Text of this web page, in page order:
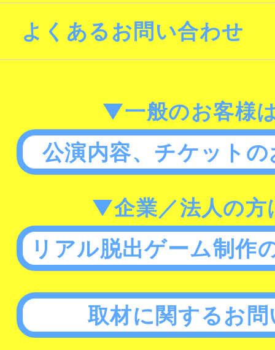
よくあるお問い合わせ
▼一般のお客様
公演内容、チケット
▼企業／法人の方
リアル脱出ゲーム制作
取材に関するお